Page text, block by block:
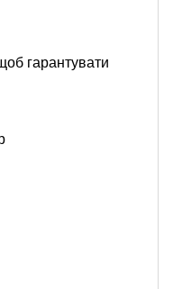
гарантувати